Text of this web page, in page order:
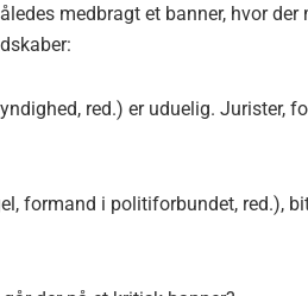
medbragt et banner, hvor
red.) er uduelig. Jurister,
formand i politiforbundet, red.),